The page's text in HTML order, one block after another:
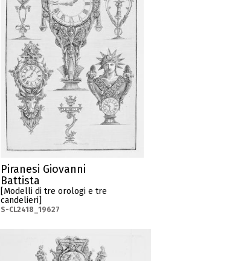
Piranesi Giovanni
Battista
[Modelli di tre orologi e tre
candelieri]
S-CL2418_19627